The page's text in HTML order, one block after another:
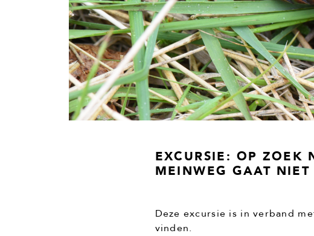
EXCURSIE: OP ZOEK
MEINWEG GAAT NIET
Deze excursie is in verband
vinden.